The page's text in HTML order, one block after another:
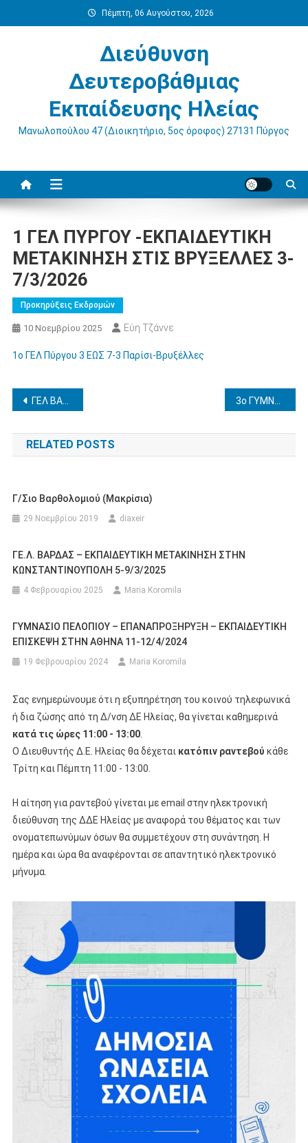
στο
Πέμπτη, 06 Αυγούστου, 2026
Διεύθυνση
Δευτεροβάθμιας
Εκπαίδευσης Ηλείας
Μανωλοπούλου 47 (Διοικητήριο, 5ος όροφος) 27131 Πύργος
1 ΓΕΛ ΠΥΡΓΟΥ -ΕΚΠΑΙΔΕΥΤΙΚΗ
ΜΕΤΑΚΙΝΗΣΗ ΣΤΙΣ ΒΡΥΞΕΛΛΕΣ 3-
7/3/2026
Προκηρύξεις Εκδρομών
10 Νοεμβρίου 2025 Εύη Τζάννε
1ο ΓΕΛ Πύργου 3 ΕΩΣ 7-3 Παρίσι-Βρυξέλλες
Πλοήγηση
άρθρων
ΓΕΛ ΒΑΡΔΑΣ -ΕΠΑΝΑΠΡΟΚΗΡΥΞΗ ΕΚΔΡΟΜΗΣ ΣΤΗ ΘΕΣΣΑΛΟΝΙΚΗ 4-8/12/2025
RELATED POSTS
Γ/σιο Βαρθολομιού (Μακρίσια)
29 Νοεμβρίου 2019 diaxeir
ΓΕ.Λ. ΒΑΡΔΑΣ – ΕΚΠΑΙΔΕΥΤΙΚΗ ΜΕΤΑΚΙΝΗΣΗ ΣΤΗΝ
ΚΩΝΣΤΑΝΤΙΝΟΥΠΟΛΗ 5-9/3/2025
4 Φεβρουαρίου 2025 Maria Koromila
ΓΥΜΝΑΣΙΟ ΠΕΛΟΠΙΟΥ – ΕΠΑΝΑΠΡΟΞΗΡΥΞΗ – ΕΚΠΑΙΔΕΥΤΙΚΗ
ΕΠΙΣΚΕΨΗ ΣΤΗΝ ΑΘΗΝΑ 11-12/4/2024
19 Φεβρουαρίου 2024 Maria Koromila
Σας ενημερώνουμε ότι η εξυπηρέτηση του κοινού τηλεφωνικά
ή δια ζώσης από τη Δ/νση ΔΕ Ηλείας, θα γίνεται καθημερινά
κατά τις ώρες 11:00 - 13:00.
Ο Διευθυντής Δ.Ε. Ηλείας θα δέχεται κατόπιν ραντεβού κάθε
Τρίτη και Πέμπτη 11:00 - 13:00.
Η αίτηση για ραντεβού γίνεται με email στην ηλεκτρονική
διεύθυνση της ΔΔΕ Ηλείας με αναφορά του θέματος και των
ονοματεπωνύμων όσων θα συμμετέχουν στη συνάντηση. Η
ημέρα και ώρα θα αναφέρονται σε απαντητικό ηλεκτρονικό
μήνυμα.